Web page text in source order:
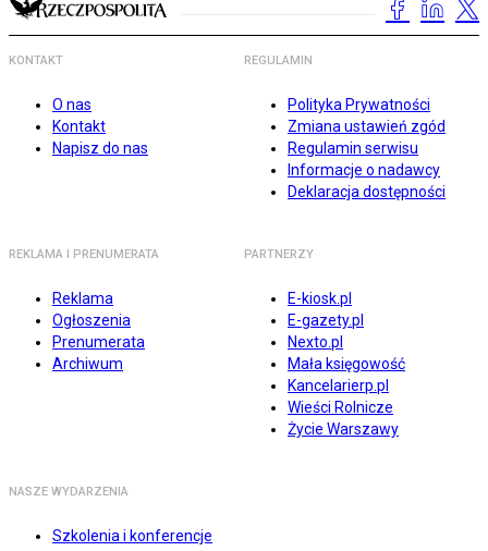
KONTAKT
O nas
Kontakt
Napisz do nas
REGULAMIN
Polityka Prywatności
Zmiana ustawień zgód
Regulamin serwisu
Informacje o nadawcy
Deklaracja dostępności
REKLAMA I PRENUMERATA
Reklama
Ogłoszenia
Prenumerata
Archiwum
PARTNERZY
E-kiosk.pl
E-gazety.pl
Nexto.pl
Mała księgowość
Kancelarierp.pl
Wieści Rolnicze
Życie Warszawy
NASZE WYDARZENIA
Szkolenia i konferencje